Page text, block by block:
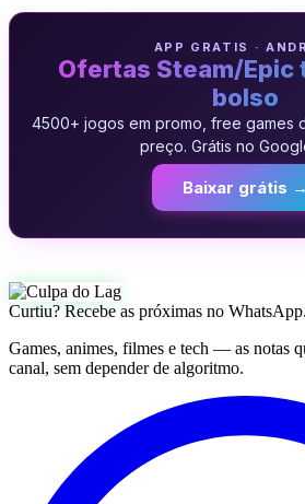
APP GRATIS ·
Ofertas Steam/Epic
bolso
4500+ jogos em promo, free games
preço. Grátis no
Baixar grátis →
Curtiu? Recebe as próximas no WhatsApp.
Games, animes, filmes e tech — as notas
canal, sem depender de algoritmo.